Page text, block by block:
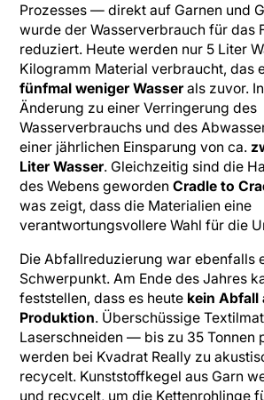
Prozesses — direkt auf Garnen und
wurde der Wasserverbrauch für das
reduziert. Heute werden nur 5 Liter
Kilogramm Material verbraucht, das
fünfmal weniger Wasser als zuvor.
Änderung zu einer Verringerung des
Wasserverbrauchs und des
einer jährlichen Einsparung von ca.
Liter Wasser. Gleichzeitig sind die
des Webens gewordenCradle to
was zeigt, dass die Materialien eine
verantwortungsvollere Wahl für die
Die Abfallreduzierung war ebenfalls
Schwerpunkt. Am Ende des Jahres
feststellen, dass es heute kein Abfall
Produktion. Überschüssige
Laserschneiden — bis zu 35 Tonnen
werden bei Kvadrat Really zu
recycelt. Kunststoffkegel aus Garn
und recycelt, um die Kettenrohlinge